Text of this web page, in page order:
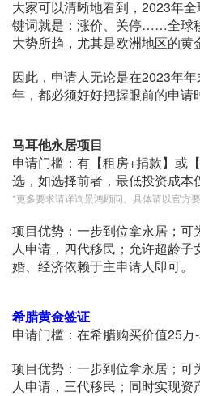
大家可以清晰地看到，2023年
键词就是：涨价、关停……全球
大势所趋，尤其是欧洲地区的黄
因此，申请人无论是在2023年
年，都必须好好把握眼前的申请
马耳他永居项目
申请门槛：有【租房+捐款】或
选，如选择前者，最低投资成本
*更多要求请详询景鸿顾问。具体请以官方要
项目优势：一步到位拿永居；可
人申请，四代移民；允许超龄
婚、经济依赖于主申请人即可。
希腊黄金签证
申请门槛：在希腊购买价值25万-
项目优势：一步到位拿永居；可
人申请，三代移民；同时实现资